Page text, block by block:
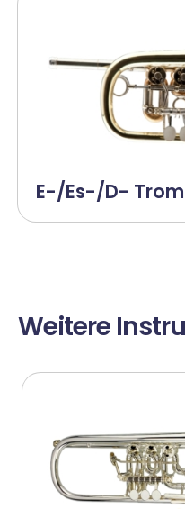
E-/Es-/D-
Weitere